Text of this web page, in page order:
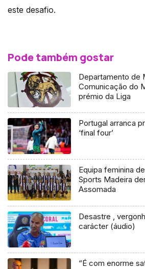
este desafio.
Pode também gostar
Departamento de
Comunicação do
prémio da Liga
Portugal arranca
‘final four’
Equipa feminina
Sports Madeira
Assomada
Desastre , vergonha e
carácter (áudio)
“É com enorme